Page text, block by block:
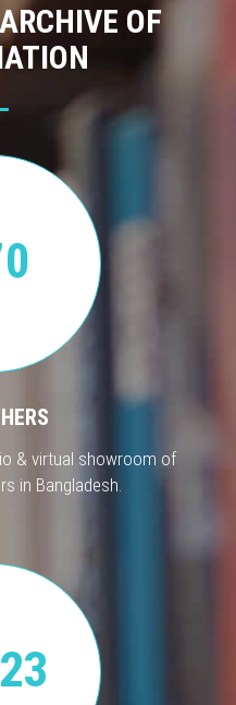
OF
& virtual showroom of
in Bangladesh.